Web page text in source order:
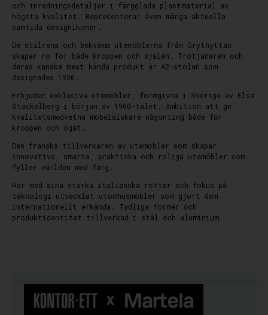
och inredningsdetaljer i färgglada plastmaterial av
högsta kvalitet. Representerar även många aktuella
samtida designikoner.
De stilrena och bekväma utemöblerna från Grythyttan
skapar ro för både kroppen och själen. Trotjänaren och
deras kanske mest kända produkt är A2-stolen som
designades 1930.
Erbjuder exklusiva utemöbler, formgivna i Sverige av Elsa
Stackelberg i början av 1960-talet. Ambition att ge
kvalitetsmedvetna möbelälskare någonting både för
kroppen och ögat.
Den franska tillverkaren av utemöbler som skapar
innovativa, smarta, praktiska och roliga utemöbler som
fyller världen med färg.
Har med sina starka italienska rötter och fokus på
teknologi utvecklat utomhusmöbler som gjort dem
internationellt erkända. Tydliga former och
produktidentitet tillverkad i stål och aluminium